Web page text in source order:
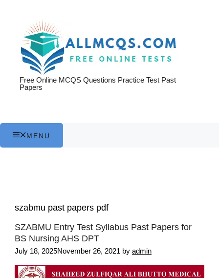
Free Online MCQS Questions Practice Test Past
Papers
MENU
szabmu past papers pdf
SZABMU Entry Test Syllabus Past Papers for
BS Nursing AHS DPT
July 18, 2025November 26, 2021 by admin